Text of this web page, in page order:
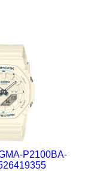
P2100BA-